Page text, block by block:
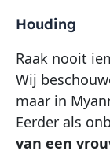
Houding
Raak nooit
Wij
maar in
Eerder als
van een